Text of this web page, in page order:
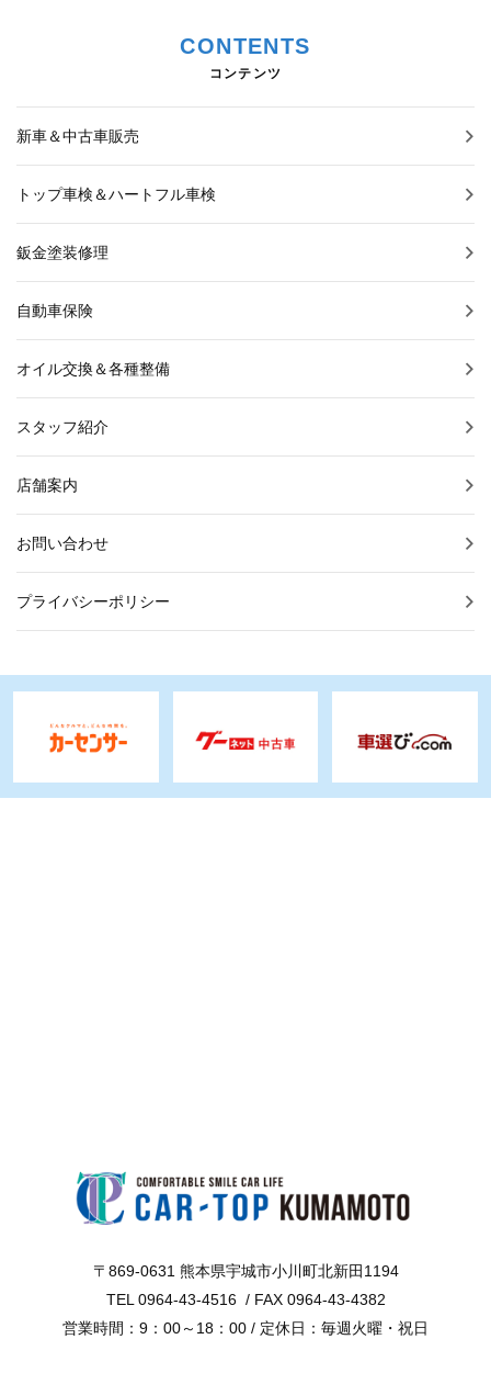
CONTENTS
コンテンツ
新車＆中古車販売
トップ車検＆ハートフル車検
鈑金塗装修理
自動車保険
オイル交換＆各種整備
スタッフ紹介
店舗案内
お問い合わせ
プライバシーポリシー
〒869-0631 熊本県宇城市小川町北新田1194
TEL 0964-43-4516 / FAX 0964-43-4382
営業時間：9：00～18：00 / 定休日：毎週火曜・祝日